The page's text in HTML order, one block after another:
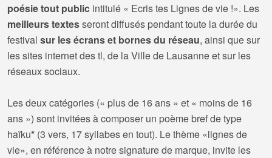
poésie tout public intitulé « Ecris tes Lignes de vie !». Les
meilleurs textesseront diffusés pendant toute la durée du
festival sur les écrans et bornes du réseau, ainsi que sur
les sites internet des tl, de la Ville de Lausanne et sur les
réseaux sociaux.
Les deux catégories (« plus de 16 ans » et « moins de 16
ans ») sont invitées à composer un poème bref de type
haïku* (3 vers, 17 syllabes en tout). Le thème «lignes de
vie», en référence à notre signature de marque, invite les